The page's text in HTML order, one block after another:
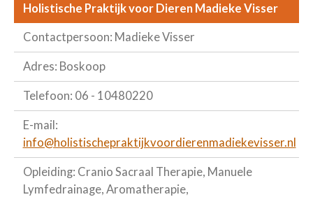
Holistische Praktijk voor Dieren Madieke Visser
Contactpersoon: Madieke Visser
Adres: Boskoop
Telefoon: 06 - 10480220
E-mail:
info@holistischepraktijkvoordierenmadiekevisser.nl
Opleiding: Cranio Sacraal Therapie, Manuele
Lymfedrainage, Aromatherapie,